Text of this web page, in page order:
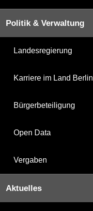
Politik & Verwaltung
Landesregierung
Karriere im Land Berlin
Bürgerbeteiligung
Open Data
Vergaben
Aktuelles